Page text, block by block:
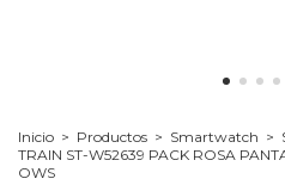
Inicio > Productos > Smartwatch >
TRAIN ST-W52639 PACK ROSA
OWS